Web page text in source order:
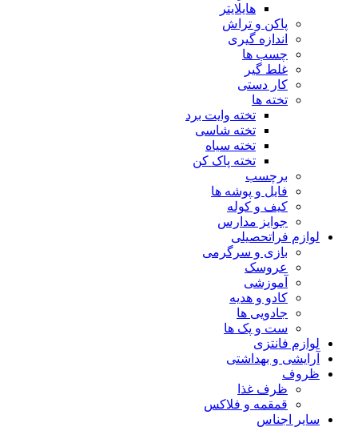
هایلایتر
پاکن و تراش
اندازه گیری
چسب ها
غلط گیر
کار دستی
تخته ها
تخته وایت برد
تخته شاسی
تخته سیاه
تخته پاک کن
برچسب
فایل و پوشه ها
کیف و کوله
جوایز مدارس
لوازم فراتحصیلی
بازی و سرگرمی
عروسک
آموزشی
کادو و هدیه
جادویی ها
ست و پک ها
لوازم فانتزی
آرایشی و بهداشتی
ظروف
ظرف غذا
قمقمه و فلاکس
سایر اجناس